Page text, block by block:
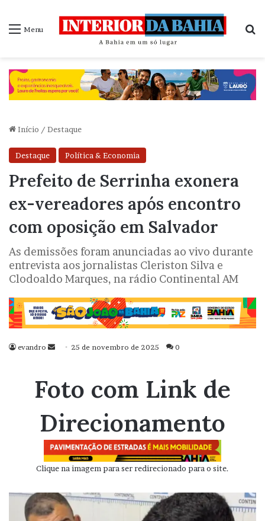
Menu
Início / Destaque
Destaque Política & Economia
Prefeito de Serrinha exonera
ex-vereadores após encontro
com oposição em Salvador
As demissões foram anunciadas ao vivo durante
entrevista aos jornalistas Cleriston Silva e
Clodoaldo Marques, na rádio Continental AM
evandro
Mande
mail
25 de novembro de 2025 0
Foto com Link de
Direcionamento
Clique na imagem para ser redirecionado para o site.